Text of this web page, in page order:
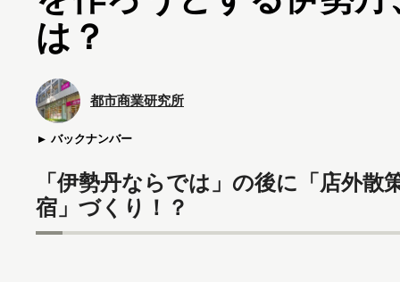
は？
都市商業研究所
バックナンバー
「伊勢丹ならでは」の後に「店外
宿」づくり！？